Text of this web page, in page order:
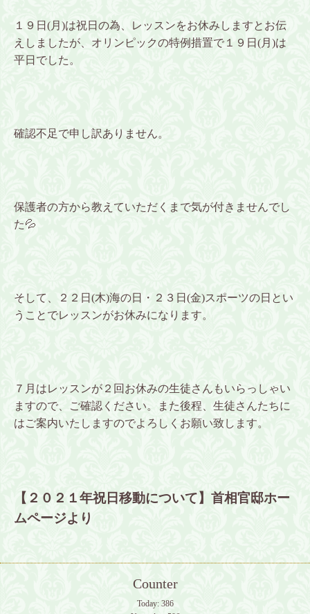
１９日(月)は祝日の為、レッスンをお休みしますとお伝
えしましたが、オリンピックの特例措置で１９日(月)は
平日でした。
確認不足で申し訳ありません。
保護者の方から教えていただくまで気が付きませんでし
た💦
そして、２２日(木)海の日・２３日(金)スポーツの日とい
うことでレッスンがお休みになります。
７月はレッスンが２回お休みの生徒さんもいらっしゃい
ますので、ご確認ください。また後程、生徒さんたちに
はご案内いたしますのでよろしくお願い致します。
【２０２１年祝日移動について】首相官邸ホー
ムページより
Counter
Today: 386